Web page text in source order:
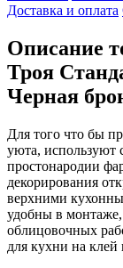
Доставка и оплата
Описание
Троя
Черная
Для того что бы
уюта, используют
простонародии
декорирования
верхними
удобны в
облицовочных
для кухни на